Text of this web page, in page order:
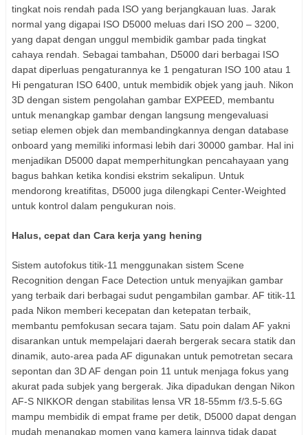
tingkat nois rendah pada ISO yang berjangkauan luas. Jarak
normal yang digapai ISO D5000 meluas dari ISO 200 – 3200,
yang dapat dengan unggul membidik gambar pada tingkat
cahaya rendah. Sebagai tambahan, D5000 dari berbagai ISO
dapat diperluas pengaturannya ke 1 pengaturan ISO 100 atau 1
Hi pengaturan ISO 6400, untuk membidik objek yang jauh. Nikon
3D dengan sistem pengolahan gambar EXPEED, membantu
untuk menangkap gambar dengan langsung mengevaluasi
setiap elemen objek dan membandingkannya dengan database
onboard yang memiliki informasi lebih dari 30000 gambar. Hal ini
menjadikan D5000 dapat memperhitungkan pencahayaan yang
bagus bahkan ketika kondisi ekstrim sekalipun. Untuk
mendorong kreatifitas, D5000 juga dilengkapi Center-Weighted
untuk kontrol dalam pengukuran nois.
Halus, cepat dan Cara kerja yang hening
Sistem autofokus titik-11 menggunakan sistem Scene
Recognition dengan Face Detection untuk menyajikan gambar
yang terbaik dari berbagai sudut pengambilan gambar. AF titik-11
pada Nikon memberi kecepatan dan ketepatan terbaik,
membantu pemfokusan secara tajam. Satu poin dalam AF yakni
disarankan untuk mempelajari daerah bergerak secara statik dan
dinamik, auto-area pada AF digunakan untuk pemotretan secara
sepontan dan 3D AF dengan poin 11 untuk menjaga fokus yang
akurat pada subjek yang bergerak. Jika dipadukan dengan Nikon
AF-S NIKKOR dengan stabilitas lensa VR 18-55mm f/3.5-5.6G
mampu membidik di empat frame per detik, D5000 dapat dengan
mudah menangkap momen yang kamera lainnya tidak dapat